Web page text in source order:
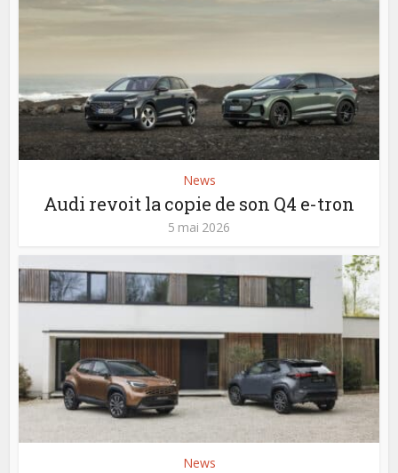
News
Audi revoit la copie de son Q4 e-tron
5 mai 2026
News